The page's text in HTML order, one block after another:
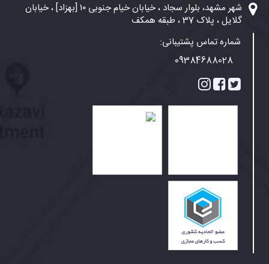
شهر مشهد، بلوار سجاد ، خیابان خیام جنوبی ۱۰ [بهزاد] ، خیابان
گلایل ، پلاک 37 ، طبقه همکف
شماره تماس پشتیبانی:
09384688028